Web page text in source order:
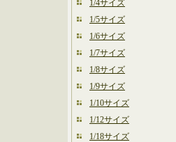
1/4サイズ
1/5サイズ
1/6サイズ
1/7サイズ
1/8サイズ
1/9サイズ
1/10サイズ
1/12サイズ
1/18サイズ